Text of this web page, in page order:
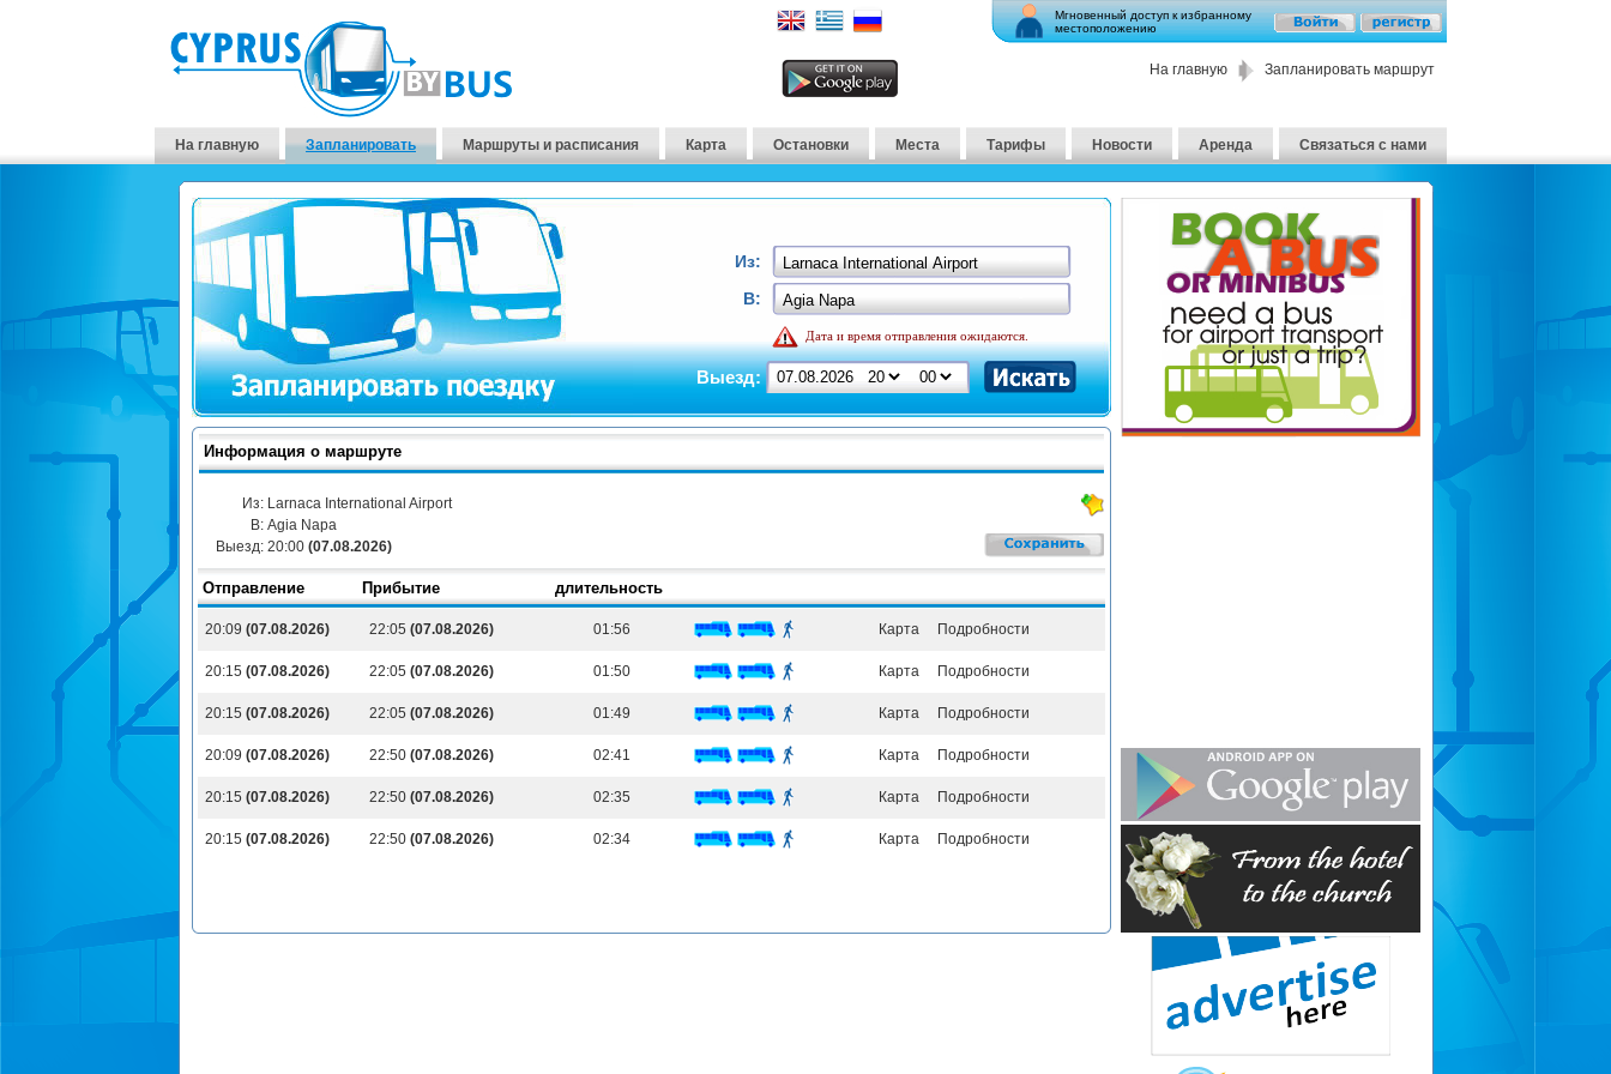
Мгновенный доступ к избранному
местоположению
На главную Запланировать маршрут
На главную Запланировать Маршруты и расписания Карта Остановки Места Тарифы Новости Аренда Связаться с нами
Из:
В:
Дата и время отправления ожидаются.
Выезд:
Информация о маршруте
Из: Larnaca International Airport
В: Agia Napa
Выезд: 20:00 (07.08.2026)
Отправление Прибытие длительность
20:09 (07.08.2026) 22:05 (07.08.2026) 01:56 Карта Подробности
20:15 (07.08.2026) 22:05 (07.08.2026) 01:50 Карта Подробности
20:15 (07.08.2026) 22:05 (07.08.2026) 01:49 Карта Подробности
20:09 (07.08.2026) 22:50 (07.08.2026) 02:41 Карта Подробности
20:15 (07.08.2026) 22:50 (07.08.2026) 02:35 Карта Подробности
20:15 (07.08.2026) 22:50 (07.08.2026) 02:34 Карта Подробности